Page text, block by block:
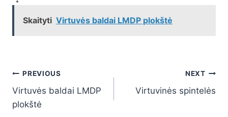
Skaityti Virtuvės baldai LMDP plokštė
Navigacija
tarp
PREVIOUS
Virtuvės baldai LMDP
plokštė
NEXT
Virtuvinės spintelės